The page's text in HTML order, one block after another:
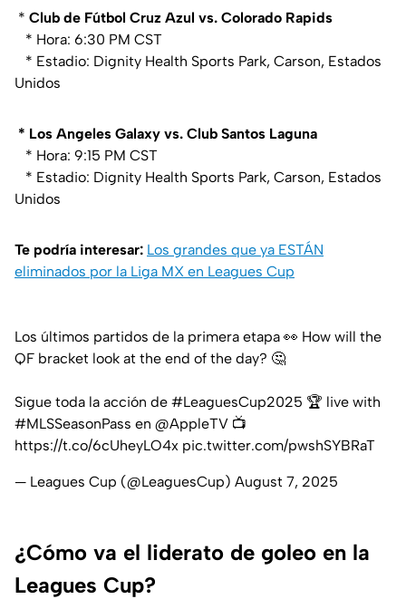
* Club de Fútbol Cruz Azul vs. Colorado Rapids
* Hora: 6:30 PM CST
* Estadio: Dignity Health Sports Park, Carson, Estados
Unidos
* Los Angeles Galaxy vs. Club Santos Laguna
* Hora: 9:15 PM CST
* Estadio: Dignity Health Sports Park, Carson, Estados
Unidos
Te podría interesar: Los grandes que ya ESTÁN
eliminados por la Liga MX en Leagues Cup
Los últimos partidos de la primera etapa 👀 How will the
QF bracket look at the end of the day? 🤔
Sigue toda la acción de #LeaguesCup2025 🏆 live with
#MLSSeasonPass en @AppleTV 📺
https://t.co/6cUheyLO4x pic.twitter.com/pwshSYBRaT
— Leagues Cup (@LeaguesCup) August 7, 2025
¿Cómo va el liderato de goleo en la
Leagues Cup?